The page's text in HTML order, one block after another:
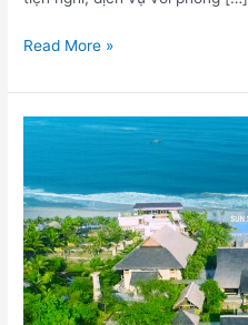
Read More »
Sun
&
Villas
–
Resort
ở